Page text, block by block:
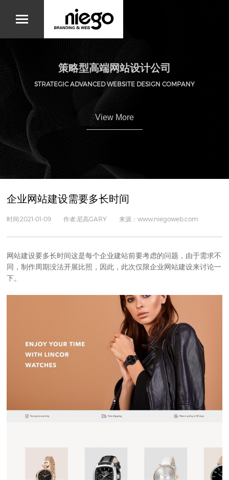
策略型高端网站设计公司
STRATEGIC ADVANCED WEBSITE DESIGN COMPANY
View More
企业网站建设需要多长时间
时间:2021-01-09 作者:尼高GARY 来源：www.niegoweb.com
网站建设要多长时间这是每个企业建站前要考虑的问题，由于需求不
同，制作周期没法开展比照，因此，此次仅限企业网站建设来讨论一
下。